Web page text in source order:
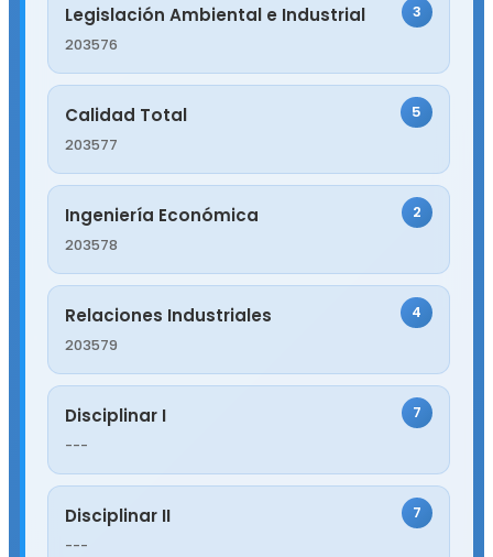
Legislación Ambiental e Industrial
203576
3
Calidad Total
203577
5
Ingeniería Económica
203578
2
Relaciones Industriales
203579
4
Disciplinar I
---
7
Disciplinar II
---
7